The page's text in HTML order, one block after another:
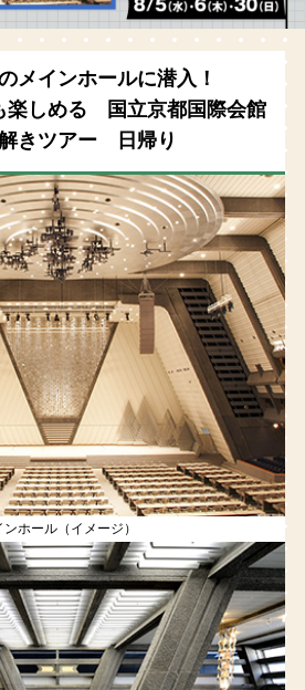
メインホールに潜入！
楽しめる 国立京都国際会館
きツアー 日帰り
ンホール（イメージ）